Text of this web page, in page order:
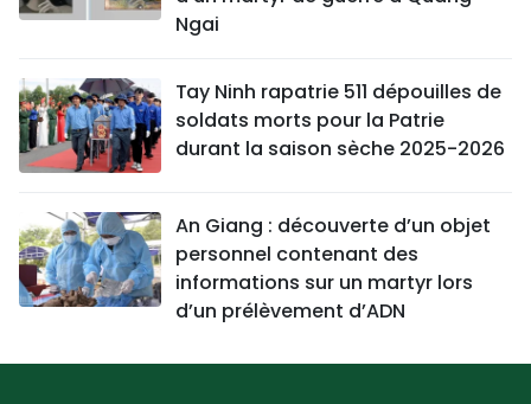
Ngai
Tay Ninh rapatrie 511 dépouilles de
soldats morts pour la Patrie
durant la saison sèche 2025-2026
An Giang : découverte d’un objet
personnel contenant des
informations sur un martyr lors
d’un prélèvement d’ADN